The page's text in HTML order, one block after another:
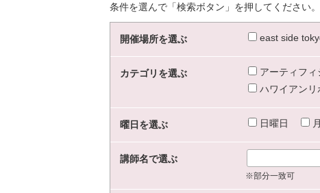
条件を選んで「検索ボタン」を押してください
開催場所を選ぶ east side
カテゴリを選ぶ アーティフ
ハワイアンリ
曜日を選ぶ 日曜日
講師名で選ぶ
※部分一致可